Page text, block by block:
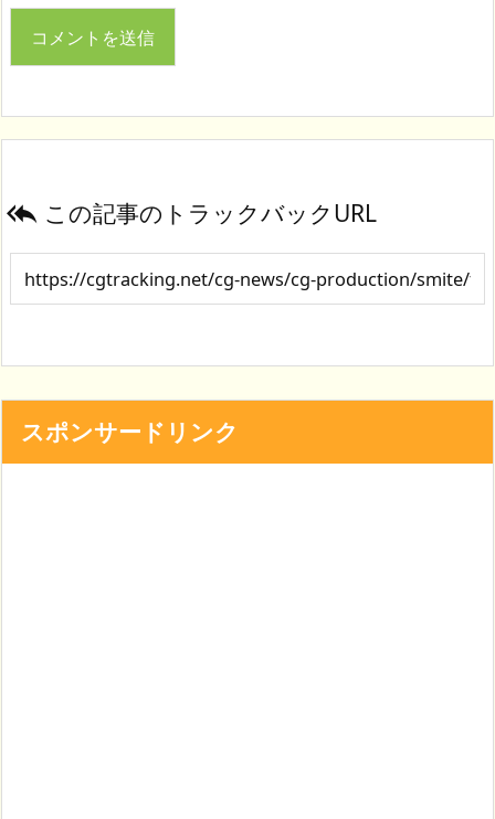
 この記事のトラックバックURL
スポンサードリンク